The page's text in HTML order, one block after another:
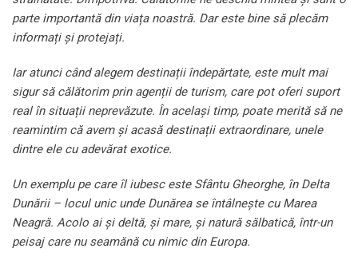
parte importantă din viața noastră. Dar este bine să plecăm
informați și protejați.
Iar atunci când alegem destinații îndepărtate, este mult mai
sigur să călătorim prin agenții de turism, care pot oferi suport
real în situații neprevăzute. În același timp, poate merită să ne
reamintim că avem și acasă destinații extraordinare, unele
dintre ele cu adevărat exotice.
Un exemplu pe care îl iubesc este Sfântu Gheorghe, în Delta
Dunării – locul unic unde Dunărea se întâlnește cu Marea
Neagră. Acolo ai și deltă, și mare, și natură sălbatică, într-un
peisaj care nu seamănă cu nimic din Europa.